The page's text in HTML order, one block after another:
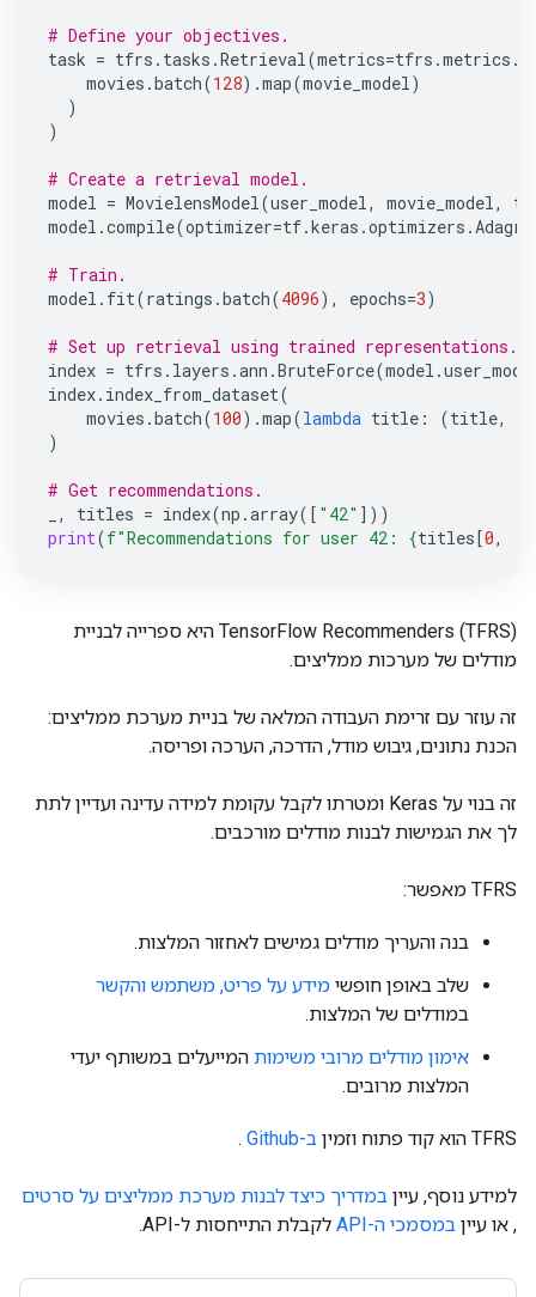
# Define your objectives.
task = tfrs . tasks .Retrieval(metrics=tfrs .metrics .
movies .batch(128) .map(movie_model)
)
)
# Create a retrieval model.
model = MovielensModel(user_model, movie_model,
model .compile(optimizer=tf.keras .optimizers .
# Train.
model . fit(ratings .batch(4096), epochs=3)
# Set up retrieval using trained representations.
index = tfrs . layers .ann .BruteForce(model .
index. index_from_dataset(
movies .batch(100) .map(lambda title : (title,
)
# Get recommendations.
, titles = index(np .array([ "42" ]))
print(f"Recommendations for user 42: {titles[0,
TensorFlow Recommenders (TFRS) היא ספרייה לבניית
מודלים של מערכות ממליצים.
זה עוזר עם זרימת העבודה המלאה של בניית מערכת ממליצים:
הכנת נתונים, גיבוש מודל, הדרכה, הערכה ופריסה.
זה בנוי על Keras ומטרתו לקבל עקומת למידה עדינה ועדיין לתת
לך את הגמישות לבנות מודלים מורכבים.
TFRS מאפשר:
בנה והעריך מודלים גמישים לאחזור המלצות.
שלב באופן חופשי מידע על פריט, משתמש והקשר
במודלים של המלצות.
אימון מודלים מרובי משימות המייעלים במשותף יעדי
המלצות מרובים.
TFRS הוא קוד פתוח וזמין ב-Github .
למידע נוסף, עיין במדריך כיצד לבנות מערכת ממליצים על סרטים
, או עיין במסמכי ה-API לקבלת התייחסות ל-API.